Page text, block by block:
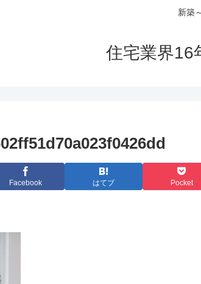
新築
住宅業界
Facebook はてブ Pocket